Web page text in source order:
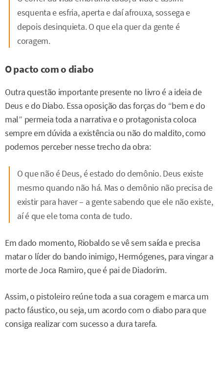
esquenta e esfria, aperta e daí afrouxa, sossega e
depois desinquieta. O que ela quer da gente é
coragem.
O pacto com o diabo
Outra questão importante presente no livro é a ideia de
Deus e do Diabo. Essa oposição das forças do “bem e do
mal” permeia toda a narrativa e o protagonista coloca
sempre em dúvida a existência ou não do maldito, como
podemos perceber nesse trecho da obra:
O que não é Deus, é estado do demônio. Deus existe
mesmo quando não há. Mas o demônio não precisa de
existir para haver – a gente sabendo que ele não existe,
aí é que ele toma conta de tudo.
Em dado momento, Riobaldo se vê sem saída e precisa
matar o líder do bando inimigo, Hermógenes, para vingar a
morte de Joca Ramiro, que é pai de Diadorim.
Assim, o pistoleiro reúne toda a sua coragem e marca um
pacto fáustico, ou seja, um acordo com o diabo para que
consiga realizar com sucesso a dura tarefa.